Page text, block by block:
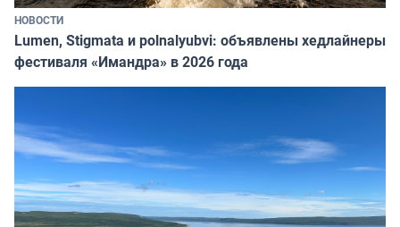
НОВОСТИ
Lumen, Stigmata и polnalyubvi: объявлены хедлайнеры
фестиваля «Имандра» в 2026 года